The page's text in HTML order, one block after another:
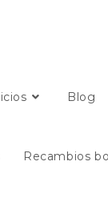
Blog
Recambios